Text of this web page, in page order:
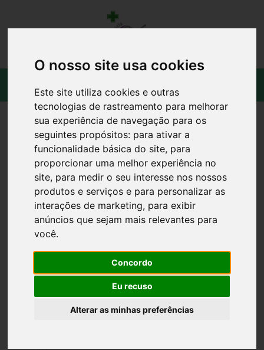
O nosso site usa cookies
Este site utiliza cookies e outras
tecnologias de rastreamento para melhorar
sua experiência de navegação para os
seguintes propósitos: para ativar a
funcionalidade básica do site, para
proporcionar uma melhor experiência no
site, para medir o seu interesse nos nossos
produtos e serviços e para personalizar as
interações de marketing, para exibir
anúncios que sejam mais relevantes para
você.
Concordo
Eu recuso
Alterar as minhas preferências